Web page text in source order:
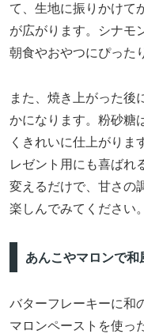
て、生地に振りかけて
が広がります。シナモ
朝食やおやつにぴった
また、焼き上がった後
かになります。粉砂糖
くきれいに仕上がりま
レゼント用にも喜ばれ
変えるだけで、甘さの
楽しんでみてください。
あんこやマロンで和
バターフレーキーに和
マロンペーストを使っ